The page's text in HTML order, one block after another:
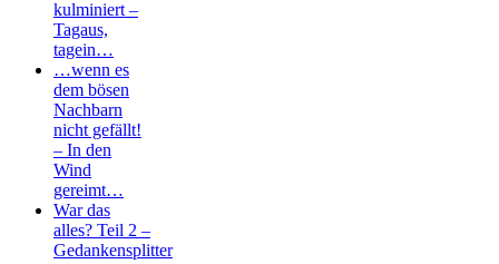
kulminiert –
Tagaus,
tagein…
…wenn es
dem bösen
Nachbarn
nicht gefällt!
– In den
Wind
gereimt…
War das
alles? Teil 2 –
Gedankensplitter